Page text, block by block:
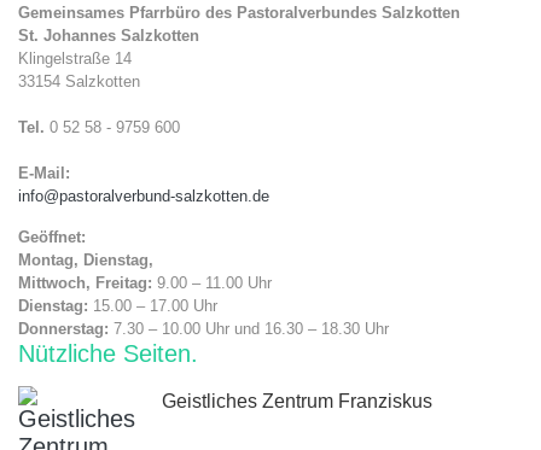
Gemeinsames Pfarrbüro des Pastoralverbundes Salzkotten
St. Johannes Salzkotten
Klingelstraße 14
33154 Salzkotten
Tel. 0 52 58 - 9759 600
E-Mail:
info@pastoralverbund-salzkotten.de
Geöffnet:
Montag, Dienstag,
Mittwoch, Freitag: 9.00 – 11.00 Uhr
Dienstag: 15.00 – 17.00 Uhr
Donnerstag: 7.30 – 10.00 Uhr und 16.30 – 18.30 Uhr
Nützliche Seiten
Geistliches Zentrum Franziskus